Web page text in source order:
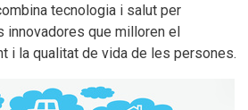
tecnologia i salut per
innovadores que milloren el
i la qualitat de vida de les persones.